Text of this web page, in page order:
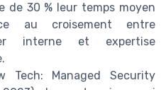
de 30 % leur temps moyen
au croisement entre
interne et expertise
Tech: Managed Security